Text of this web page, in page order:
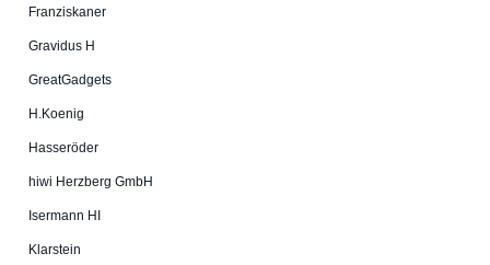
Franziskaner
Gravidus H
GreatGadgets
H.Koenig
Hasseröder
hiwi Herzberg GmbH
Isermann HI
Klarstein